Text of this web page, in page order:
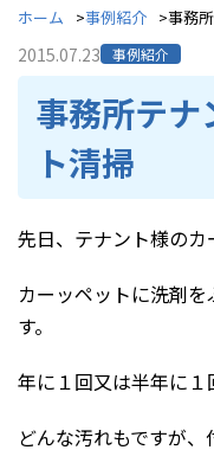
ホーム 事例紹介 事務
2015.07.23 事例紹介
事務所テナ
ト清掃
先日、テナント様のカ
カーッペットに洗剤
す。
年に１回又は半年に１
どんな汚れもですが